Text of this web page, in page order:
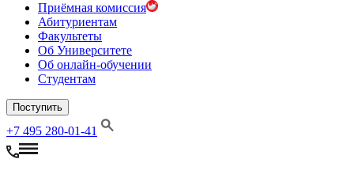
Приёмная комиссия
Абитуриентам
Факультеты
Об Университете
Об онлайн-обучении
Студентам
Поступить
+7 495 280-01-41